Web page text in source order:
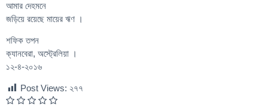
আমার দেহমনে
জড়িয়ে রয়েছে মায়ের ঋণ ।
শফিক তপন
ক্যানবেরা, অস্ট্রেলিয়া ।
১২-৪-২০১৬
Post Views: ২৭৭